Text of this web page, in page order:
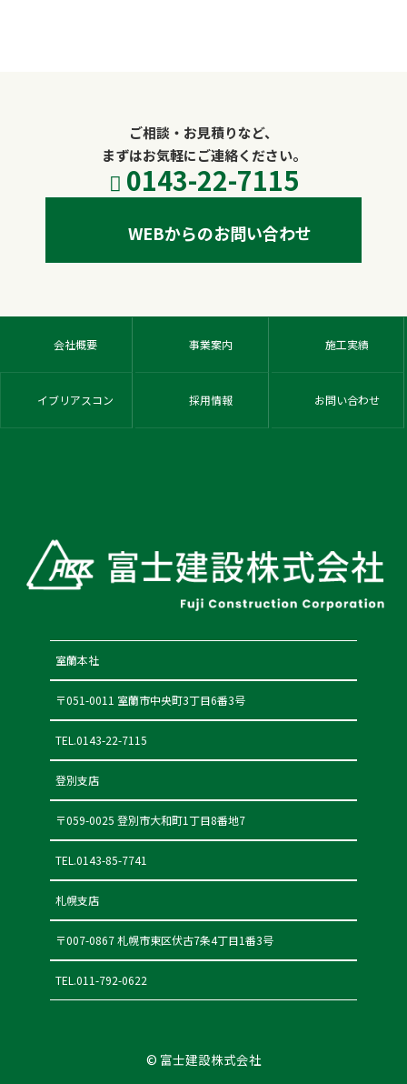
ご相談・お見積りなど、
まずはお気軽にご連絡ください。
0143-22-7115
WEBからのお問い合わせ
会社概要 事業案内 施工実績
イブリアスコン 採用情報 お問い合わせ
室蘭本社
〒051-0011 室蘭市中央町3丁目6番3号
TEL.0143-22-7115
登別支店
〒059-0025 登別市⼤和町1丁目8番地7
TEL.0143-85-7741
札幌支店
〒007-0867 札幌市東区伏古7条4丁目1番3号
TEL.011-792-0622
© 富士建設株式会社